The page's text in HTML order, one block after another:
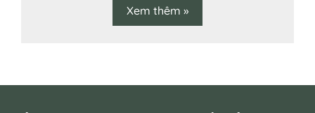
Xem thêm »